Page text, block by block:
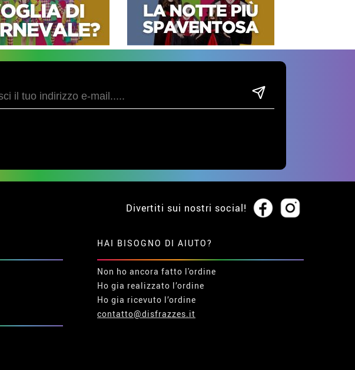
Divertiti sui nostri social!
HAI BISOGNO DI AIUTO?
Non ho ancora fatto l'ordine
Ho gia realizzato l’ordine
Ho gia ricevuto l’ordine
contatto@disfrazzes.it